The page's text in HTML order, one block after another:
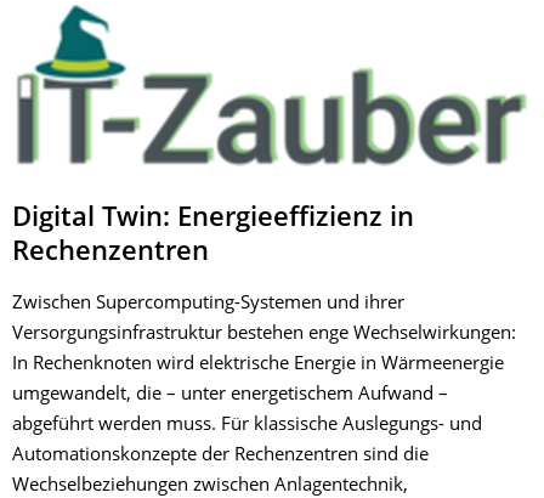
Digital Twin: Energieeffizienz in
Rechenzentren
Zwischen Supercomputing-Systemen und ihrer
Versorgungsinfrastruktur bestehen enge Wechselwirkungen:
In Rechenknoten wird elektrische Energie in Wärmeenergie
umgewandelt, die – unter energetischem Aufwand –
abgeführt werden muss. Für klassische Auslegungs- und
Automationskonzepte der Rechenzentren sind die
Wechselbeziehungen zwischen Anlagentechnik,